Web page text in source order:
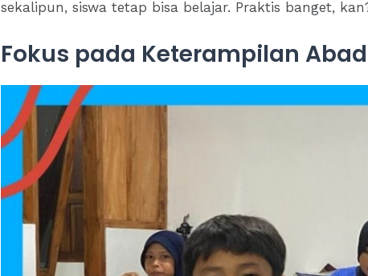
sekalipun, siswa tetap bisa belajar. Praktis banget,
Fokus pada Keterampilan Abad